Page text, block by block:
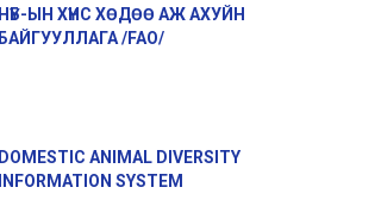
НҮБ-ЫН ХҮНС ХӨДӨӨ АЖ АХУЙН
БАЙГУУЛЛАГА /FAO/
DOMESTIC ANIMAL DIVERSITY
INFORMATION SYSTEM